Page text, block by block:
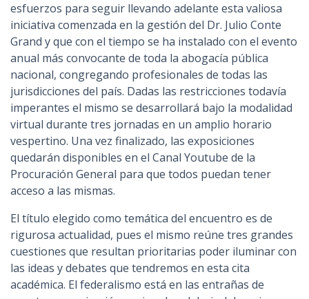
esfuerzos para seguir llevando adelante esta valiosa
iniciativa comenzada en la gestión del Dr. Julio Conte
Grand y que con el tiempo se ha instalado con el evento
anual más convocante de toda la abogacía pública
nacional, congregando profesionales de todas las
jurisdicciones del país. Dadas las restricciones todavía
imperantes el mismo se desarrollará bajo la modalidad
virtual durante tres jornadas en un amplio horario
vespertino. Una vez finalizado, las exposiciones
quedarán disponibles en el Canal Youtube de la
Procuración General para que todos puedan tener
acceso a las mismas.
El título elegido como temática del encuentro es de
rigurosa actualidad, pues el mismo reúne tres grandes
cuestiones que resultan prioritarias poder iluminar con
las ideas y debates que tendremos en esta cita
académica. El federalismo está en las entrañas de